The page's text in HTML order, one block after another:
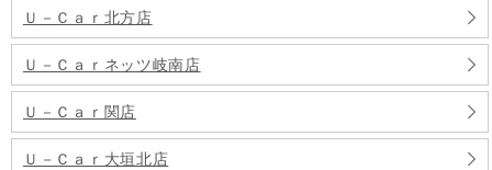
Ｕ－Ｃａｒ北方店
Ｕ－Ｃａｒネッツ岐南店
Ｕ－Ｃａｒ関店
Ｕ－Ｃａｒ大垣北店